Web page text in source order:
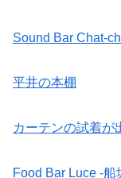
Sound Bar Chat-
平井の本棚
カーテンの試着が
Food Bar Luce -船